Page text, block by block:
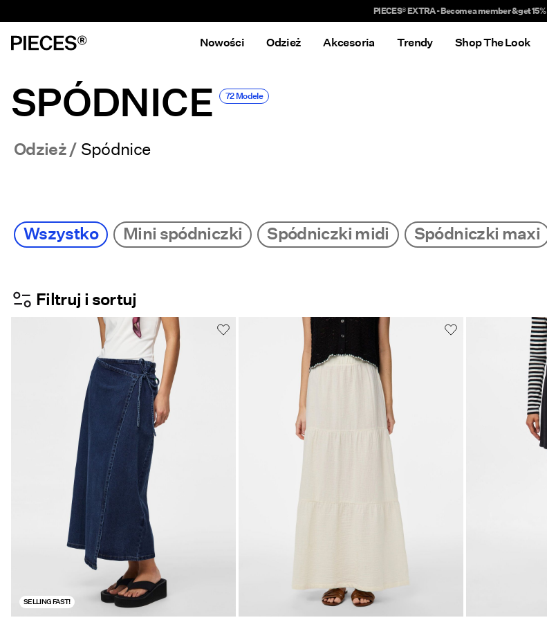
Delivery times will be longer than usual
Nowości Odzież Akcesoria Trendy Shop The Look
SPÓDNICE 72 Modele
Odzież Spódnice
Wszystko Mini spódniczki Spódniczki midi Spódniczki maxi
Filtruj i sortuj
SELLING FAST!